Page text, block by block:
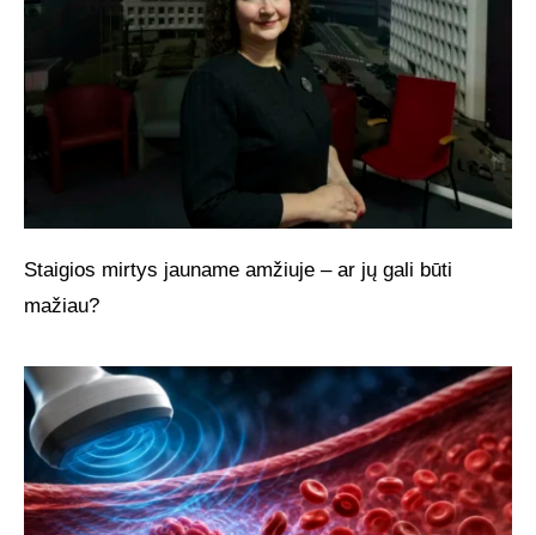
Staigios mirtys jauname amžiuje – ar jų gali būti
mažiau?